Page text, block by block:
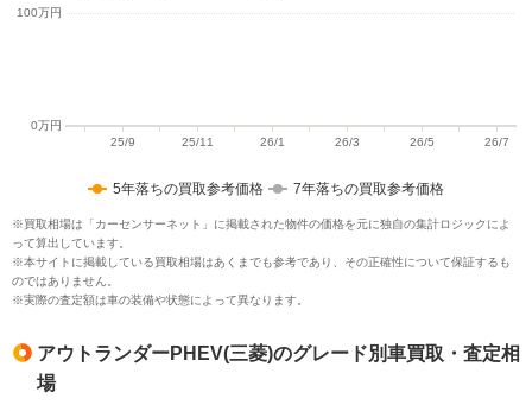
5年落ちの買取参考価格 7年落ちの買取参考価格
※買取相場は「カーセンサーネット」に掲載された物件の価格を元に独自の集計ロジックによ
って算出しています。
※本サイトに掲載している買取相場はあくまでも参考であり、その正確性について保証するも
のではありません。
※実際の査定額は車の装備や状態によって異なります。
アウトランダーPHEV(三菱)のグレード別車買取・査定相
場